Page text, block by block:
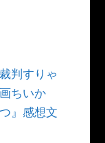
判すりゃ
ちいか
』感想文